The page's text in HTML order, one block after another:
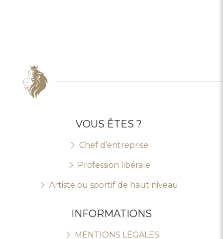
VOUS ÊTES ?
Chef d’entreprise
Profession libérale
Artiste ou sportif de haut niveau
INFORMATIONS
MENTIONS LÉGALES